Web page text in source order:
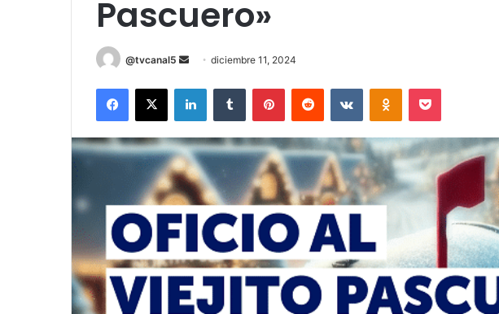
Pascuero»
@tvcanal5
Send
email
diciembre 11, 2024
Facebook
X LinkedInTumblr PinterestReddit VKontakteOdnoklassniki
Pocket